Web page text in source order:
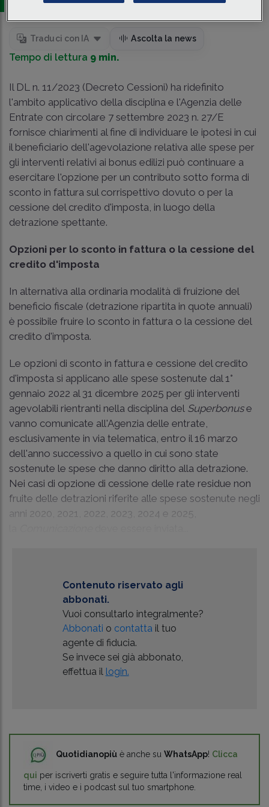
Traduci con IA Ascolta la news
Tempo di lettura 9 min.
Il DL n. 11/2023 (Decreto Cessioni) ha ridefinito
l'ambito applicativo della disciplina e l'Agenzia delle
Entrate con circolare 7 settembre 2023 n. 27/E
fornisce chiarimenti al fine di individuare le ipotesi in cui
il beneficiario dell'agevolazione relativa alle spese per
gli interventi relativi ai bonus edilizi può continuare a
esercitare l'opzione per un contributo sotto forma di
sconto in fattura sul corrispettivo dovuto o per la
cessione del credito d'imposta, in luogo della
detrazione spettante.
Opzioni per lo sconto in fattura o la cessione del
credito d'imposta
In alternativa alla ordinaria modalità di fruizione del
beneficio fiscale (detrazione ripartita in quote annuali)
è possibile fruire lo sconto in fattura o la cessione del
credito d'imposta.
Le opzioni di sconto in fattura e cessione del credito
d'imposta si applicano alle spese sostenute dal 1°
gennaio 2022 al 31 dicembre 2025 per gli interventi
agevolabili rientranti nella disciplina del Superbonuse
vanno comunicate all'Agenzia delle entrate,
esclusivamente in via telematica, entro il 16 marzo
dell'anno successivo a quello in cui sono state
sostenute le spese che danno diritto alla detrazione.
Nei casi di opzione di cessione delle rate residue non
fruite delle detrazioni riferite alle spese sostenute negli
anni 2020, 2021, 2022, 2023, 2024 e 2025,
Contenuto riservato agli
abbonati.
Vuoi consultarlo integralmente?
Abbonati o contatta il tuo
agente di fiducia.
Se invece sei già abbonato,
effettua il login.
Quotidianopiù è anche su WhatsApp! Clicca
qui per iscriverti gratis e seguire tutta l'informazione real
time, i video e i podcast sul tuo smartphone.